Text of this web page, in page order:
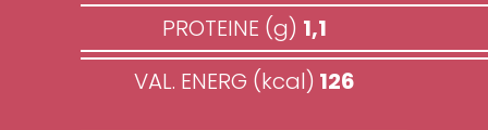
PROTEINE (g) 1,1
VAL. ENERG (kcal) 126